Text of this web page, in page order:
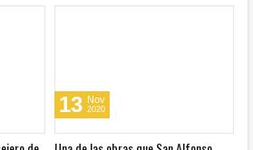
13 Nov
2020